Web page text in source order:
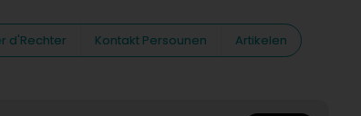
d'Rechter Kontakt Persounen Artikelen